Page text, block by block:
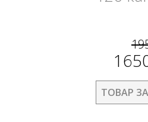
ТОВАР